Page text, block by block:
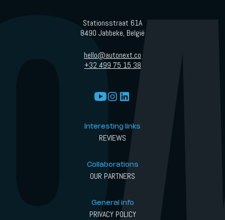
Stationsstraat 61A
8490 Jabbeke, België
hello@autonext.co
+32 499 75 15 38
Interesting links
REVIEWS
Collaborations
OUR PARTNERS
General info
PRIVACY POLICY